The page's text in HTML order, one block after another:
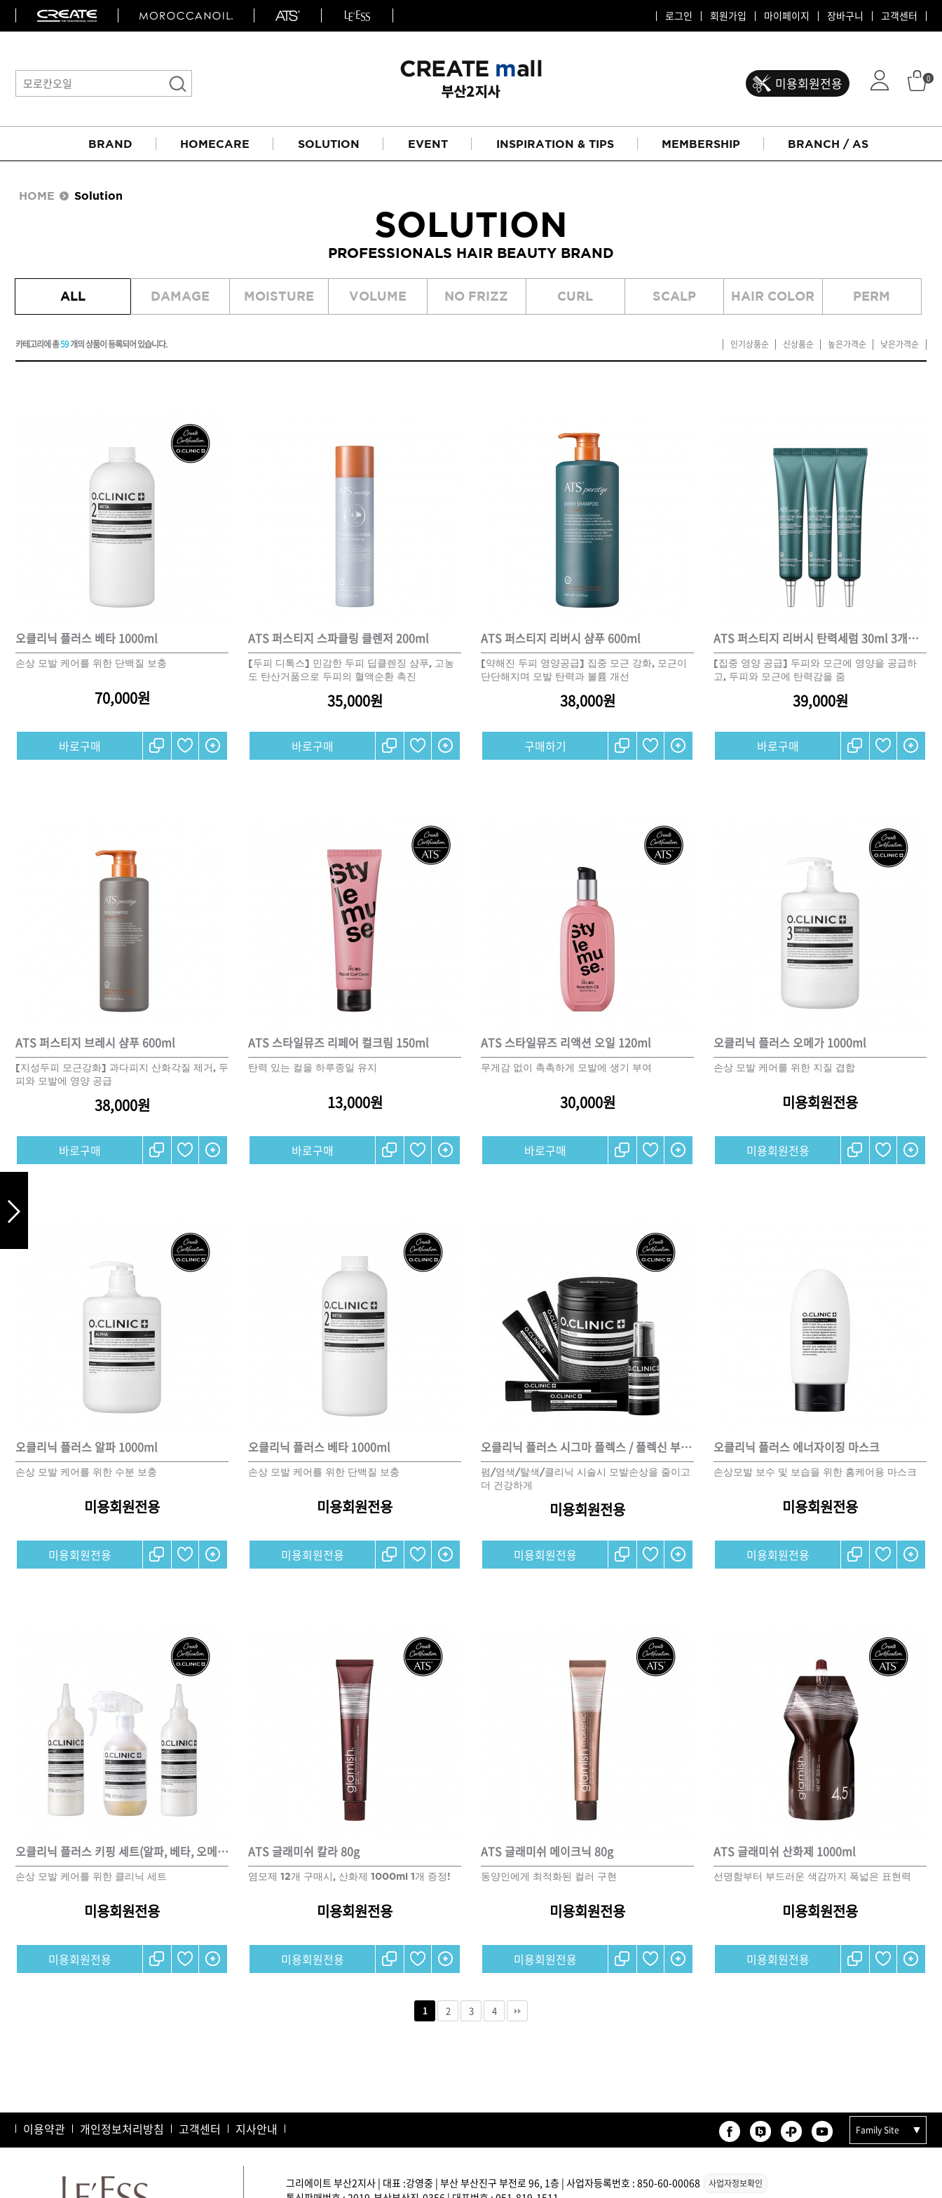
고객센터
장바구니
마이페이지
회원가입
로그인
미용회원전용 0
BRAND HOMECARE SOLUTION EVENT INSPIRATION & TIPS MEMBERSHIP BRANCH / AS
아이롱기
매직기
펌기
리페어라인
하이드레이션 라인
ATS 퍼스티지
리버시
브레시
샴푸
컨디셔너
토닉
세럼
브러쉬
매직기
드라이어
모로칸오일 모이스처 리페어
미용회원전용
모로칸오일 인텐스 하이드레
미용회원전용
ATS 퍼스티지 리버시 토닉
36,000원
픽서 250ml
18,000원
MOISTURE NO FRIZZ
컨디셔너 오일
쇼핑찬스 이벤트 살롱온리 체험단 상품후기
헤어 레시피 헤어 스튜디오
멤버쉽 우수회원 혜택 미용회원 혜택 포인트
HOME Solution
SOLUTION
PROFESSIONALS HAIR BEAUTY BRAND
ALL DAMAGE MOISTURE VOLUME NO FRIZZ CURL SCALP HAIR COLOR PERM
카테고리에 총59개의 상품이 등록되어 있습니다. 인기상품순 신상품순 높은가격순 낮은가격순
오클리닉 플러스 베타 1000ml
손상 모발 케어를 위한 단백질 보충
70,000원
ATS 퍼스티지 스파클링 클렌저 200ml
[두피 디톡스] 민감한 두피 딥클렌징 샴푸, 고농
도 탄산거품으로 두피의 혈액순환 촉진
35,000원
ATS 퍼스티지 리버시 샴푸 600ml
[약해진 두피 영양공급] 집중 모근 강화, 모근이
단단해지며 모발 탄력과 볼륨 개선
38,000원
구매하기
ATS 퍼스티지 리버시 탄력세럼 30ml 3개세트
[집중 영양 공급] 두피와 모근에 영양을 공급하
고, 두피와 모근에 탄력감을 줌
39,000원
ATS 퍼스티지 브레시 샴푸 600ml
[지성두피 모근강화] 과다피지 산화각질 제거, 두
피와 모발에 영양 공급
38,000원
ATS 스타일뮤즈 리페어 컬크림 150ml
탄력 있는 컬을 하루종일 유지
13,000원
ATS 스타일뮤즈 리액션 오일 120ml
무게감 없이 촉촉하게 모발에 생기 부여
30,000원
오클리닉 플러스 오메가 1000ml
손상 모발 케어를 위한 지질 겹합
미용회원전용
미용회원전용
오클리닉 플러스 알파 1000ml
손상 모발 케어를 위한 수분 보충
미용회원전용
미용회원전용
오클리닉 플러스 베타 1000ml
손상 모발 케어를 위한 단백질 보충
미용회원전용
미용회원전용
오클리닉 플러스 시그마 플렉스 / 플렉신 부스터 세트
펌/염색/탈색/클리닉 시술시 모발손상을 줄이고
더 건강하게
미용회원전용
미용회원전용
오클리닉 플러스 에너자이징 마스크
손상모발 보수 및 보습을 위한 홈케어용 마스크
미용회원전용
미용회원전용
오클리닉 플러스 키핑 세트(알파, 베타, 오메가)
손상 모발 케어를 위한 클리닉 세트
미용회원전용
미용회원전용
ATS 글래미쉬 칼라 80g
염모제 12개 구매시, 산화제 1000ml 1개 증정!
미용회원전용
미용회원전용
ATS 글래미쉬 메이크닉 80g
동양인에게 최적화된 컬러 구현
미용회원전용
미용회원전용
ATS 글래미쉬 산화제 1000ml
선명함부터 부드러운 색감까지 폭넓은 표현력
미용회원전용
미용회원전용
1 2 3 4
이용약관 개인정보처리방침 고객센터 지사안내 Family Site
그리에이트 부산2지사 | 대표 :강영중 | 부산 부산진구 부전로 96, 1층 | 사업자등록번호 : 850-60-00068 사업자정보확인